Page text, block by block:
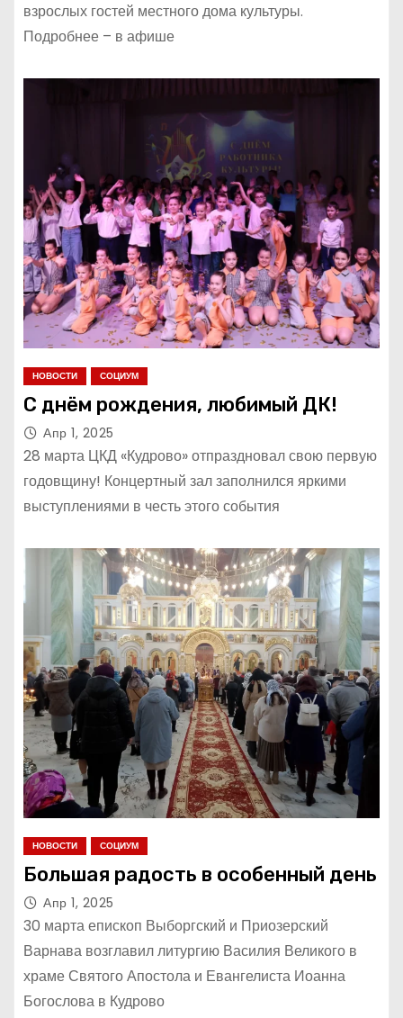
взрослых гостей местного дома культуры.
Подробнее – в афише
НОВОСТИ СОЦИУМ
С днём рождения, любимый ДК!
Апр 1, 2025
28 марта ЦКД «Кудрово» отпраздновал свою первую
годовщину! Концертный зал заполнился яркими
выступлениями в честь этого события
НОВОСТИ СОЦИУМ
Большая радость в особенный день
Апр 1, 2025
30 марта епископ Выборгский и Приозерский
Варнава возглавил литургию Василия Великого в
храме Святого Апостола и Евангелиста Иоанна
Богослова в Кудрово